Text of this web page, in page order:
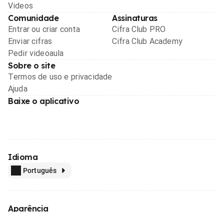
Videos
Comunidade
Entrar ou criar conta
Enviar cifras
Pedir videoaula
Assinaturas
Cifra Club PRO
Cifra Club Academy
Sobre o site
Termos de uso e privacidade
Ajuda
Baixe o aplicativo
Idioma
Português
Aparência